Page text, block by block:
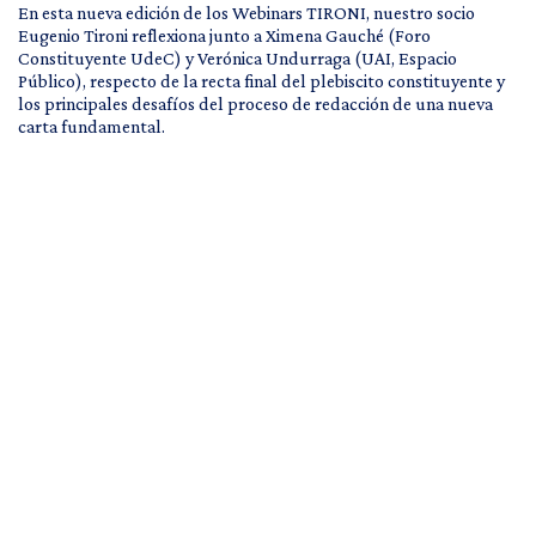
En esta nueva edición de los Webinars TIRONI, nuestro socio
Eugenio Tironi reflexiona junto a Ximena Gauché (Foro
Constituyente UdeC) y Verónica Undurraga (UAI, Espacio
Público), respecto de la recta final del plebiscito constituyente y
los principales desafíos del proceso de redacción de una nueva
carta fundamental.